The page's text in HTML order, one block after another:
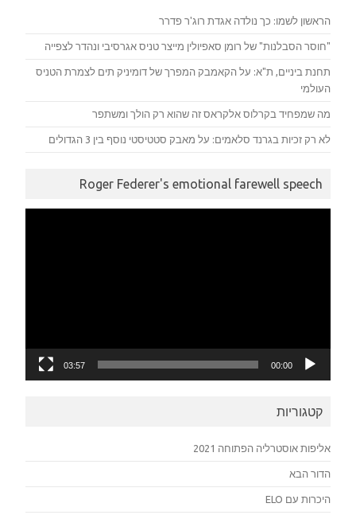
הראשון לשמו: כך נולדה אגדת רוג'ר פדרר
"חוסר הסבלנות" של רומן סאפיולין מייצר טניס אגרסיבי ונהדר לצפייה
תחנת ביניים, ת"א: על הקאמבק המפרך של דומיניק תים לצמרת הטניס
העולמי
מה שמפחיד בקרלוס אלקראס זה שהוא רק הולך ומשתפר
לא רק זכיות בגרנד סלאמים: על מאבק סטטיסטי נוסף בין 3 הגדולים
Roger Federer's emotional farewell speech
00:00
03:57
קטגוריות
אליפות אוסטרליה הפתוחה 2021
הדור הבא
היכרות עם ELO